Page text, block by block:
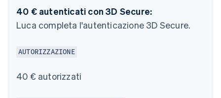
40 € autenticati con 3D Secure:
Luca completa l'autenticazione 3D Secure.
AUTORIZZAZIONE
40 € autorizzati